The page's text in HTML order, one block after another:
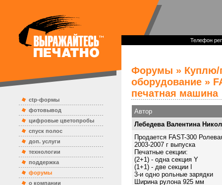
ctp-формы
фотовывод
цифровые цветопробы
спуск полос
доп. услуги
технологии
поддержка
форумы
о компании
Телефон
Форумы » Куплю/
оборудование »
печатная машина
Автор
Лебедева Валентина
Продается FAST-300
2003-2007 г выпуска
Печатные секции:
(2+1) - одна секция Y
(1+1) - две секции I
3-и одно рольные зарядки
Ширина рулона 925 мм